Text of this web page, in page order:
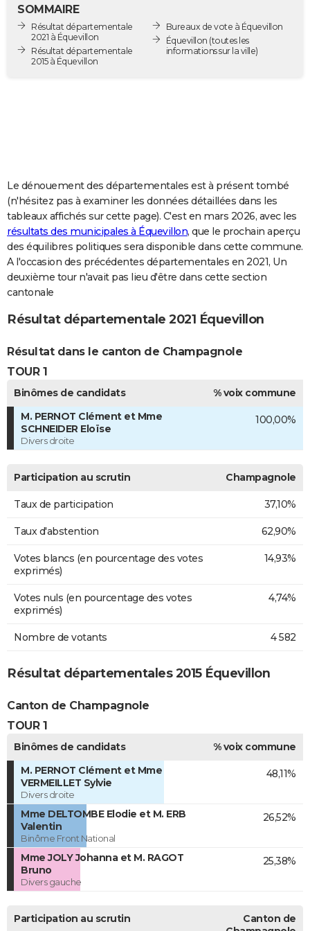
Destinations
City break
Voyage nature
Voyage de noces
Forum
Climat
GUIDES D'ACHAT
COPAINS D'AVANT
S'inscrire
Se connecter
Lycées
Collèges
Primaires
Universités
Entreprises
Service militaire
Avis de recherche
AVIS DE DÉCÈS
FORUM
Bricolage
Lifestyle
Culture
Sport
Auto
Television
Voyage
Cinema
SOMMAIRE
Résultat départementale
2021 à Équevillon
Résultat départementale
2015 à Équevillon
Bureaux de vote à Équevillon
Équevillon (toutes les
informations sur la ville)
Le dénouement des départementales est à présent tombé
(n'hésitez pas à examiner les données détaillées dans les
tableaux affichés sur cette page). C'est en mars 2026, avec les
résultats des municipales à Équevillon, que le prochain aperçu
des équilibres politiques sera disponible dans cette commune.
A l'occasion des précédentes départementales en 2021, Un
deuxième tour n'avait pas lieu d'être dans cette section
cantonale
Résultat départementale 2021 Équevillon
Résultat dans le canton de Champagnole
TOUR 1
Binômes de candidats
% voix commune
M. PERNOT Clément et Mme
SCHNEIDER Eloïse
Divers droite
100,00%
Participation au scrutin Champagnole
Taux de participation 37,10%
Taux d'abstention 62,90%
Votes blancs (en pourcentage des votes
exprimés)
14,93%
Votes nuls (en pourcentage des votes
exprimés)
4,74%
Nombre de votants 4 582
Résultat départementales 2015 Équevillon
Canton de Champagnole
TOUR 1
Binômes de candidats
% voix commune
M. PERNOT Clément et Mme
VERMEILLET Sylvie
Divers droite
48,11%
Mme DELTOMBE Elodie et M. ERB
Valentin
Binôme Front National
26,52%
Mme JOLY Johanna et M. RAGOT
Bruno
Divers gauche
25,38%
Participation au scrutin
Canton de